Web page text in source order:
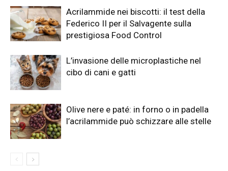
Acrilammide nei biscotti: il test della
Federico II per il Salvagente sulla
prestigiosa Food Control
L’invasione delle microplastiche nel
cibo di cani e gatti
Olive nere e paté: in forno o in padella
l’acrilammide può schizzare alle stelle